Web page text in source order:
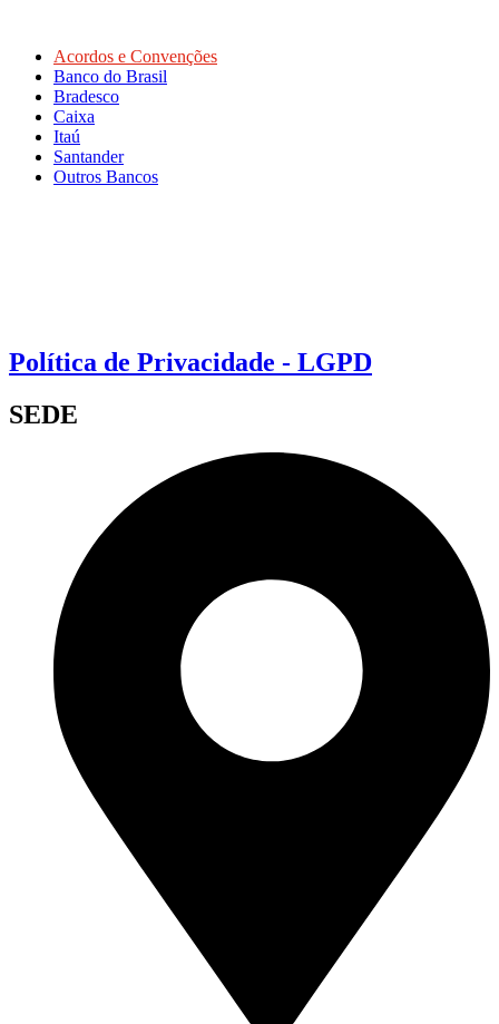
Acordos e Convenções
Banco do Brasil
Bradesco
Caixa
Itaú
Santander
Outros Bancos
Política de Privacidade - LGPD
SEDE